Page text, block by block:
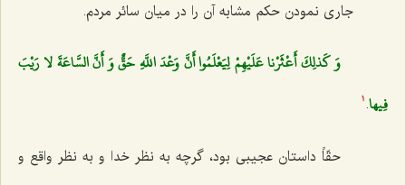
جارى نمودن حكم مشابه آن را در میان سائر مردم.
وَ كَذلِكَ أَعْثَرْنا عَلَيْهِمْ لِيَعْلَمُوا أَنَّ وَعْدَ اللَّهِ حَقٌّ وَ أَنَّ السَّاعَةَ لا رَيْبَ
فِيها.
1
حقّاً داستان عجیبى بود، گرچه به نظر خدا و به نظر واقع و